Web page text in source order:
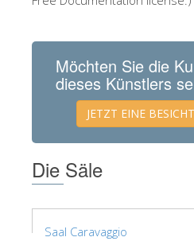
DEUTSCH
ESPAÑOL
Möchten Sie die
dieses Künstlers
JETZT EINE
Die Säle
Saal Caravaggio